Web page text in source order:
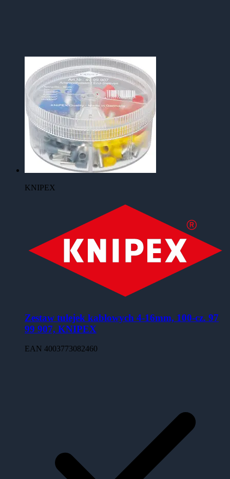
KNIPEX
Zestaw tulejek kablowych 4-16mm, 100-cz. 97
99 907, KNIPEX
EAN 4003773082460